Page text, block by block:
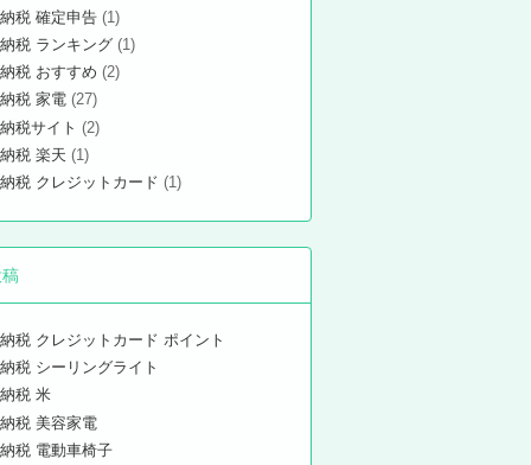
税 確定申告 (1)
税 ランキング (1)
税 おすすめ (2)
税 家電 (27)
税サイト (2)
税 楽天 (1)
税 クレジットカード (1)
税 クレジットカード ポイント
税 シーリングライト
税 米
税 美容家電
税 電動車椅子